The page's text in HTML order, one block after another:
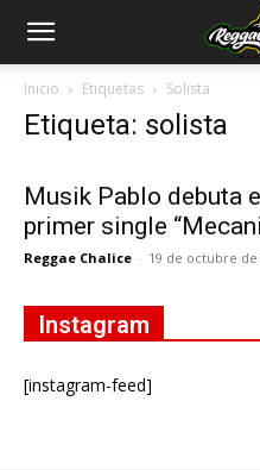
Inicio Etiquetas Solista
Etiqueta: solista
Musik Pablo debuta
primer single
Reggae Chalice - 19 de octubre de
Instagram
[instagram-feed]